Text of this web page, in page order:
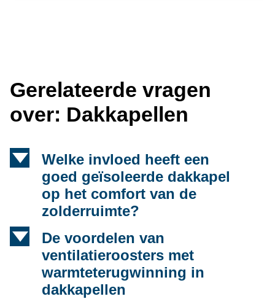
Gerelateerde vragen
over: Dakkapellen
d
Welke invloed heeft een
goed geïsoleerde dakkapel
op het comfort van de
zolderruimte?
d
De voordelen van
ventilatieroosters met
warmteterugwinning in
dakkapellen